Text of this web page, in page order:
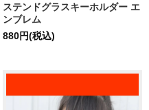
ステンドグラスキーホルダー エ
ンブレム
880円(税込)